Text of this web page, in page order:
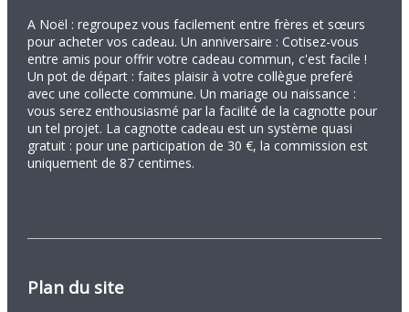
A Noël : regroupez vous facilement entre frères et sœurs
pour acheter vos cadeau. Un anniversaire : Cotisez-vous
entre amis pour offrir votre cadeau commun, c'est facile !
Un pot de départ : faites plaisir à votre collègue preferé
avec une collecte commune. Un mariage ou naissance :
vous serez enthousiasmé par la facilité de la cagnotte pour
un tel projet. La cagnotte cadeau est un système quasi
gratuit : pour une participation de 30 €, la commission est
uniquement de 87 centimes.
Plan du site